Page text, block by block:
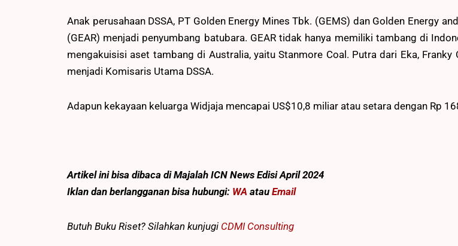
Anak perusahaan DSSA, PT Golden Energy Mines Tbk. (GEMS) dan Golden Energy
(GEAR) menjadi penyumbang batubara. GEAR tidak hanya memiliki tambang di
mengakuisisi aset tambang di Australia, yaitu Stanmore Coal. Putra dari Eka, Franky
menjadi Komisaris Utama DSSA.
Adapun kekayaan keluarga Widjaja mencapai US$10,8 miliar atau setara dengan Rp
Artikel ini bisa dibaca di Majalah ICN News Edisi April 2024
Iklan dan berlangganan bisa hubungi: WA atau Email
Butuh Buku Riset? Silahkan kunjugi CDMI Consulting